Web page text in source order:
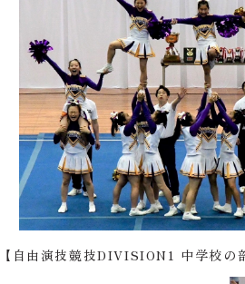
【自由演技競技DIVISION1 中学校の